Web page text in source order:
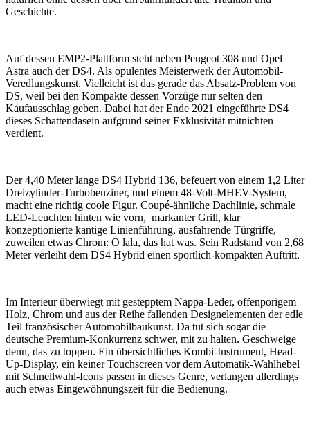
Geschichte.
Auf dessen EMP2-Plattform steht neben Peugeot 308 und Opel
Astra auch der DS4. Als opulentes Meisterwerk der Automobil-
Veredlungskunst. Vielleicht ist das gerade das Absatz-Problem von
DS, weil bei den Kompakte dessen Vorzüge nur selten den
Kaufausschlag geben. Dabei hat der Ende 2021 eingeführte DS4
dieses Schattendasein aufgrund seiner Exklusivität mitnichten
verdient.
Der 4,40 Meter lange DS4 Hybrid 136, befeuert von einem 1,2 Liter
Dreizylinder-Turbobenziner, und einem 48-Volt-MHEV-System,
macht eine richtig coole Figur. Coupé-ähnliche Dachlinie, schmale
LED-Leuchten hinten wie vorn, markanter Grill, klar
konzeptionierte kantige Linienführung, ausfahrende Türgriffe,
zuweilen etwas Chrom: O lala, das hat was. Sein Radstand von 2,68
Meter verleiht dem DS4 Hybrid einen sportlich-kompakten Auftritt.
Im Interieur überwiegt mit gestepptem Nappa-Leder, offenporigem
Holz, Chrom und aus der Reihe fallenden Designelementen der edle
Teil französischer Automobilbaukunst. Da tut sich sogar die
deutsche Premium-Konkurrenz schwer, mit zu halten. Geschweige
denn, das zu toppen. Ein übersichtliches Kombi-Instrument, Head-
Up-Display, ein keiner Touchscreen vor dem Automatik-Wahlhebel
mit Schnellwahl-Icons passen in dieses Genre, verlangen allerdings
auch etwas Eingewöhnungszeit für die Bedienung.